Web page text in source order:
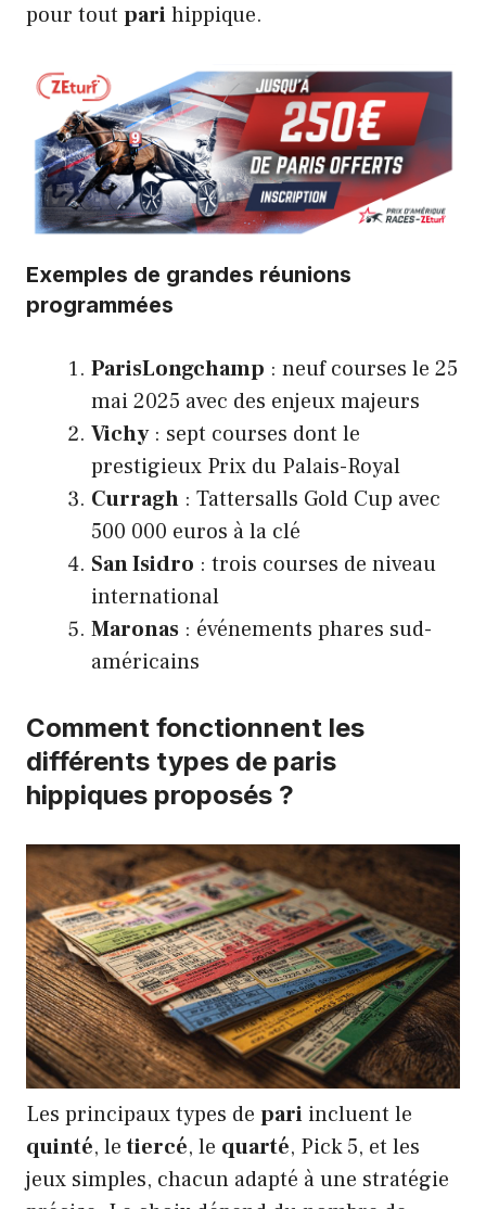
pour tout parihippique.
Exemples de grandes réunions
programmées
ParisLongchamp : neuf courses le 25
mai 2025 avec des enjeux majeurs
Vichy: sept courses dont le
prestigieux Prix du Palais-Royal
Curragh : Tattersalls Gold Cup avec
500 000 euros à la clé
San Isidro : trois courses de niveau
international
Maronas : événements phares sud-
américains
Comment fonctionnent les
différents types de paris
hippiques proposés ?
Les principaux types de pari incluent le
quinté, letiercé, le quarté, Pick 5, et les
jeux simples, chacun adapté à une stratégie